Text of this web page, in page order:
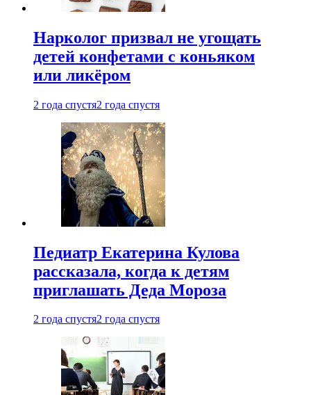
Нарколог призвал не угощать
детей конфетами с коньяком
или ликёром
2 года спустя2 года спустя
Педиатр Екатерина Кулова
рассказала, когда к детям
приглашать Деда Мороза
2 года спустя2 года спустя